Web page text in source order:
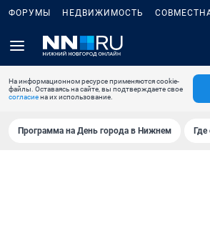
ФОРУМЫ НЕДВИЖИМОСТЬ
На информационном ресурсе применяются cookie-
файлы. Оставаясь на сайте, вы подтверждаете свое
согласиена их использование.
Программа на День города в Нижнем